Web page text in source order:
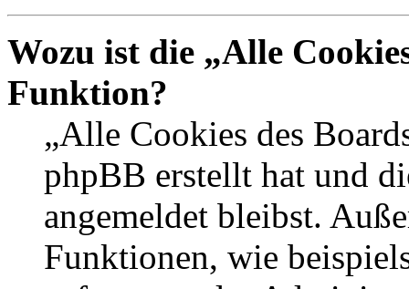
Wozu ist die „Alle
Funktion?
„Alle Cookies des
phpBB erstellt hat und
angemeldet bleibst.
Funktionen, wie